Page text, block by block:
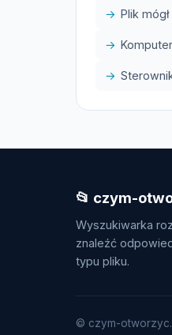
Plik
📂 czym-
Wyszukiwarka
znaleźć
typu pliku.
© czym-